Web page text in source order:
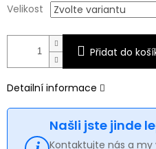
Velikost
Přidat do
Detailní informace
Našli jste jinde
Kontaktujte nás a my